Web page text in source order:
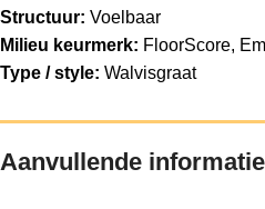
Structuur: Voelbaar
Milieu keurmerk: FloorScore,
Type / style: Walvisgraat
Aanvullende informatie